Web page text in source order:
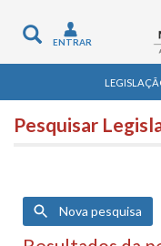
Toggle
navigation
ENTRAR
Pesquisar
Nova pesquisa